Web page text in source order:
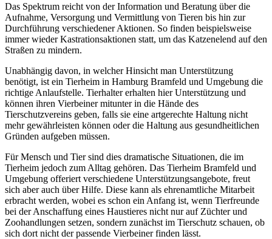
Das Spektrum reicht von der Information und Beratung über die
Aufnahme, Versorgung und Vermittlung von Tieren bis hin zur
Durchführung verschiedener Aktionen. So finden beispielsweise
immer wieder Kastrationsaktionen statt, um das Katzenelend auf den
Straßen zu mindern.
Unabhängig davon, in welcher Hinsicht man Unterstützung
benötigt, ist ein Tierheim in Hamburg Bramfeld und Umgebung die
richtige Anlaufstelle. Tierhalter erhalten hier Unterstützung und
können ihren Vierbeiner mitunter in die Hände des
Tierschutzvereins geben, falls sie eine artgerechte Haltung nicht
mehr gewährleisten können oder die Haltung aus gesundheitlichen
Gründen aufgeben müssen.
Für Mensch und Tier sind dies dramatische Situationen, die im
Tierheim jedoch zum Alltag gehören. Das Tierheim Bramfeld und
Umgebung offeriert verschiedene Unterstützungsangebote, freut
sich aber auch über Hilfe. Diese kann als ehrenamtliche Mitarbeit
erbracht werden, wobei es schon ein Anfang ist, wenn Tierfreunde
bei der Anschaffung eines Haustieres nicht nur auf Züchter und
Zoohandlungen setzen, sondern zunächst im Tierschutz schauen, ob
sich dort nicht der passende Vierbeiner finden lässt.